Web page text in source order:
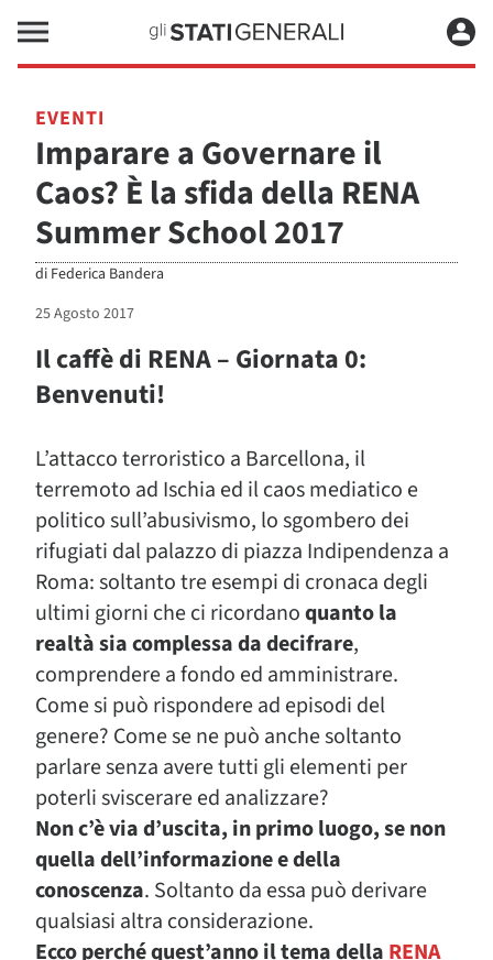
EVENTI
Imparare a Governare il
Caos? È la sfida della RENA
Summer School 2017
di Federica Bandera
25 Agosto 2017
Il caffè di RENA – Giornata 0:
Benvenuti!
L’attacco terroristico a Barcellona, il
terremoto ad Ischia ed il caos mediatico e
politico sull’abusivismo, lo sgombero dei
rifugiati dal palazzo di piazza Indipendenza a
Roma: soltanto tre esempi di cronaca degli
ultimi giorni che ci ricordanoquanto la
realtà sia complessa da decifrare,
comprendere a fondo ed amministrare.
Come si può rispondere ad episodi del
genere? Come se ne può anche soltanto
parlare senza avere tutti gli elementi per
poterli sviscerare ed analizzare?
Non c’è via d’uscita, in primo luogo, se non
quella dell’informazione e della
conoscenza. Soltanto da essa può derivare
qualsiasi altra considerazione.
Ecco perché quest’anno il tema dellaRENA